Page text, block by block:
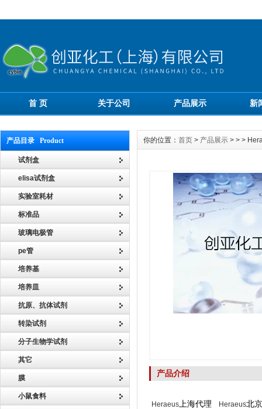
首 页 关于公司 产品展示 新
产品目录 Product
试剂盒
elisa试剂盒
实验室耗材
标准品
玻璃电极管
pe管
培养基
培养皿
抗原、抗体试剂
转染试剂
分子生物学试剂
其它
膜
小鼠食料
你的位置： 首页 > 产品展示 > > >
产品介绍
Heraeus上海代理 Heraeus北